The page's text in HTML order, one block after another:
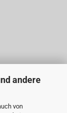
andere
von